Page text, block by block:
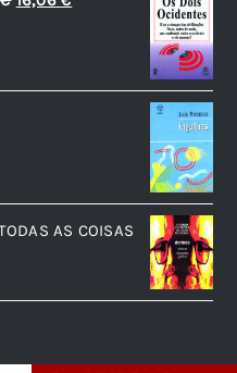
era:
é:
€.
AS COISAS